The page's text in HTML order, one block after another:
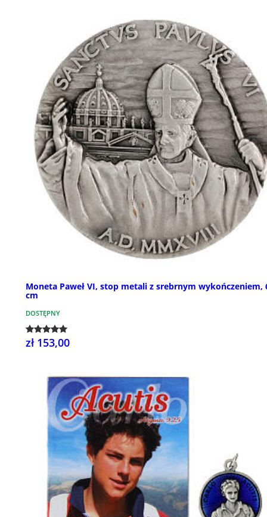
Moneta Paweł VI, stop metali z srebrnym wykończeniem,
cm
DOSTĘPNY
zł 153,00